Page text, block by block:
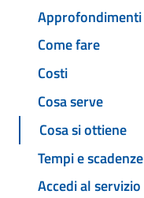
Approfondimenti
Come fare
Costi
Cosa serve
Cosa si ottiene
Tempi e scadenze
Accedi al servizio